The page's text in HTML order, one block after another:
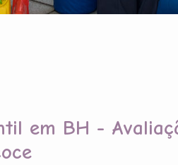
em BH -